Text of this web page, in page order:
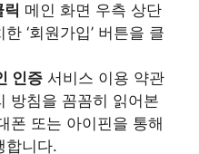
릭 메인 화면 우측 상단
‘회원가입’ 버튼을 클
인증서비스 이용 약관
방침을 꼼꼼히 읽어본
폰 또는 아이핀을 통해
합니다.